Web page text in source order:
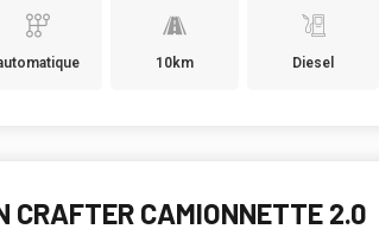
10km Diesel
CRAFTER CAMIONNETTE 2.0